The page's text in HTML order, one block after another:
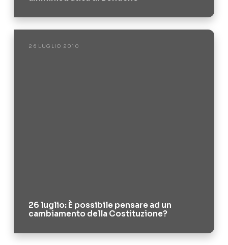
26 LUGLIO 2010
26 luglio: È possibile pensare ad un
cambiamento della Costituzione?